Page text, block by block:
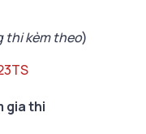
thi kèm theo)
gia thi